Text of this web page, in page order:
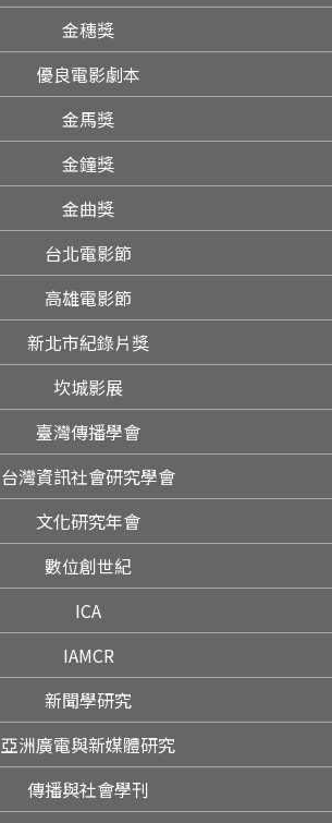
金穗獎
優良電影劇本
金馬獎
金鐘獎
金曲獎
台北電影節
高雄電影節
新北市紀錄片獎
坎城影展
臺灣傳播學會
台灣資訊社會研究學會
文化研究年會
數位創世紀
ICA
IAMCR
新聞學研究
亞洲廣電與新媒體研究
傳播與社會學刊